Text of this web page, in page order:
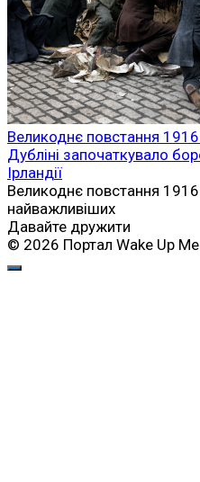
Великоднє повстання
Дубліні започаткувало
Ірландії
Великоднє повстання
найважливіших
Давайте дружити
© 2026 Портал Wake Up